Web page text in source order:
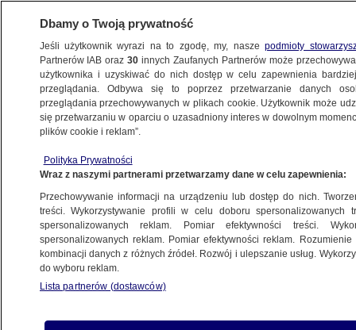
KRAKÓW
Jedli kanapki z jajkami po benedyktyńsku
2.06.2023, 12:30
Udostępnij
Dbamy o Twoją prywatność
Jeśli użytkownik wyrazi na to zgodę, my, naszepodmioty
Partnerów IAB oraz30 innych Zaufanych Partnerów może
użytkownika i uzyskiwać do nich dostęp w celu zapewnienia
przeglądania. Odbywa się to poprzez przetwarzanie danych
przeglądania przechowywanych w plikach cookie. Użytkownik może
się przetwarzaniu w oparciu o uzasadniony interes w dowolnym
plików cookie i reklam”.
Polityka Prywatności
Wraz z naszymi partnerami przetwarzamy dane w celu zapewnienia:
Przechowywanie informacji na urządzeniu lub dostęp do nich.
treści. Wykorzystywanie profili w celu doboru spersonalizowanych
spersonalizowanych reklam. Pomiar efektywności treści.
spersonalizowanych reklam. Pomiar efektywności reklam.
kombinacji danych z różnych źródeł. Rozwój i ulepszanie usług.
do wyboru reklam.
Lista partnerów (dostawców)